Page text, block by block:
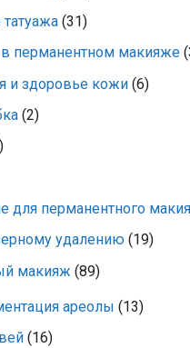
(31)
в перманентном макияже
и здоровье кожи (6)
(2)
для перманентного
удалению (19)
макияж (89)
ареолы (13)
(16)